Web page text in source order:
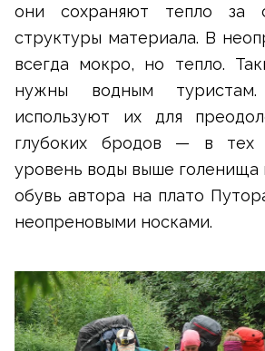
они сохраняют тепло за
структуры материала. В
всегда мокро, но тепло.
нужны водным туристам.
используют их для
глубоких бродов — в тех
уровень воды выше голенища
обувь автора на плато
неопреновыми носками.